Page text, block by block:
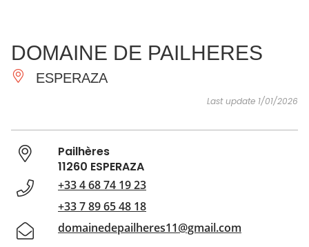
ESSENTIAL
AND
DO
INSPIRATIONS AGENDA
DOMAINE DE PAILHERES
ESPERAZA
Last update 1/01/2026
Pailhères
11260 ESPERAZA
+33 4 68 74 19 23
+33 7 89 65 48 18
domainedepailheres11@gmail.com